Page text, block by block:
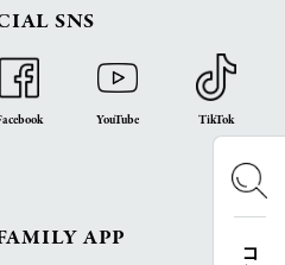
SNS
YouTube TikTok
APP